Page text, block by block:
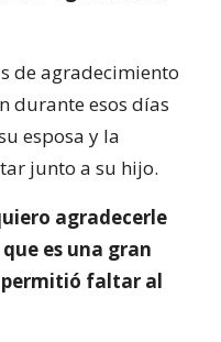
de agradecimiento
durante esos días
esposa y la
junto a su hijo.
agradecerle
es una gran
permitió faltar al